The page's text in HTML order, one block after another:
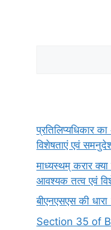
प्रतिलिप्यधिकार
विशेषताएं एवं
माध्यस्थम् करार
आवश्यक तत्व एवं
बीएनएसएस की
Section 35 of